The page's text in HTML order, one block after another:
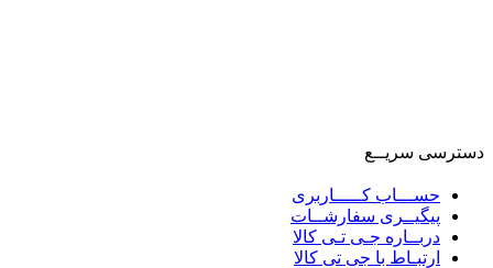
دسترسی سریــع
حســـاب کـــــاربری
پیگیــری سفارشــات
دربــاره جـی تـی کالا
ارتبـاط با جی تی کالا